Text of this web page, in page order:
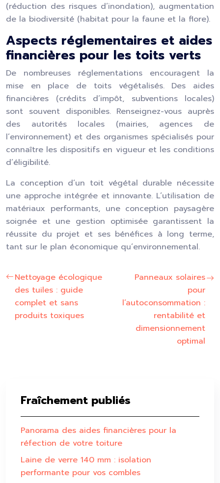
(réduction des risques d’inondation), augmentation
de la biodiversité (habitat pour la faune et la flore).
Aspects réglementaires et aides
financières pour les toits verts
De nombreuses réglementations encouragent la
mise en place de toits végétalisés. Des aides
financières (crédits d’impôt, subventions locales)
sont souvent disponibles. Renseignez-vous auprès
des autorités locales (mairies, agences de
l’environnement) et des organismes spécialisés pour
connaître les dispositifs en vigueur et les conditions
d’éligibilité.
La conception d’un toit végétal durable nécessite
une approche intégrée et innovante. L’utilisation de
matériaux performants, une conception paysagère
soignée et une gestion optimisée garantissent la
réussite du projet et ses bénéfices à long terme,
tant sur le plan économique qu’environnemental.
Nettoyage écologique
des tuiles : guide
complet et sans
produits toxiques
Panneaux solaires
pour
l’autoconsommation :
rentabilité et
dimensionnement
optimal
Fraîchement publiés
Panorama des aides financières pour la
réfection de votre toiture
Laine de verre 140 mm : isolation
performante pour vos combles